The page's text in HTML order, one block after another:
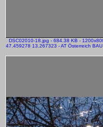
DSC02010-18.jpg - 684.38 KB -
47.459278 13.267323 - AT Österreich